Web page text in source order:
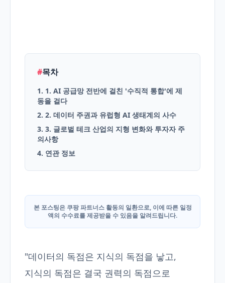
#목차
1. 1. AI 공급망 전반에 걸친 '수직적 통합'에 제
동을 걸다
2. 2. 데이터 주권과 유럽형 AI 생태계의 사수
3. 3. 글로벌 테크 산업의 지형 변화와 투자자 주
의사항
4. 연관 정보
본 포스팅은 쿠팡 파트너스 활동의 일환으로, 이에 따른 일정
액의 수수료를 제공받을 수 있음을 알려드립니다.
"데이터의 독점은 지식의 독점을 낳고,
지식의 독점은 결국 권력의 독점으로